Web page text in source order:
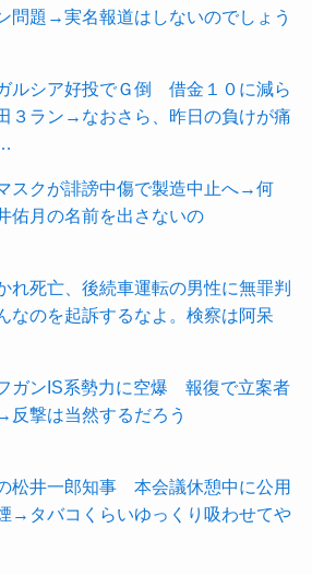
問題→実名報道はしないのでしょう
シア好投でＧ倒 借金１０に減ら
ラン→なおさら、昨日の負けが痛
スクが誹謗中傷で製造中止へ→何
佑月の名前を出さないの
れ死亡、後続車運転の男性に無罪判
なのを起訴するなよ。検察は阿呆
ガンIS系勢力に空爆 報復で立案者
反撃は当然するだろう
松井一郎知事 本会議休憩中に公用
→タバコくらいゆっくり吸わせてや